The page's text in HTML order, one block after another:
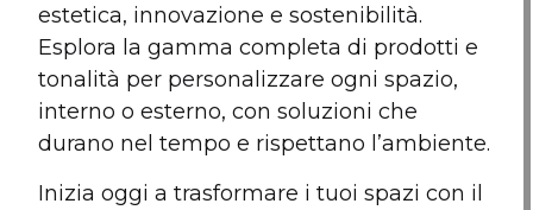
estetica, innovazione e sostenibilità.
Esplora la gamma completa di prodotti e
tonalità per personalizzare ogni spazio,
interno o esterno, con soluzioni che
durano nel tempo e rispettano l’ambiente.
Inizia oggi a trasformare i tuoi spazi con il